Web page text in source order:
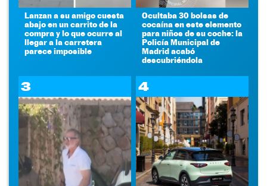
Lanzan a su amigo cuesta
abajo en un carrito de la
compra y lo que ocurre al
llegar a la carretera
parece imposible
Ocultaba 30 bolsas de
cocaína en este elemento
para niños de su coche: la
Policía Municipal de
Madrid acabó
descubriéndola
3 4